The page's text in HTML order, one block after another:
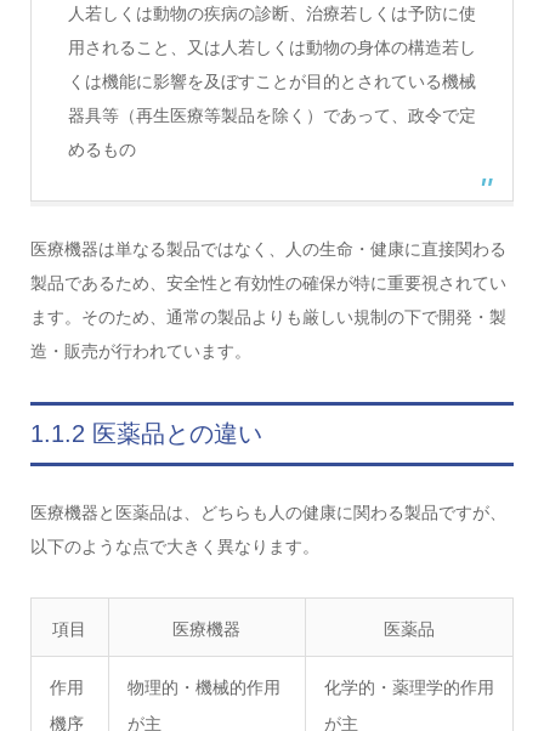
人若しくは動物の疾病の診断、治療若しくは予防に使
用されること、又は人若しくは動物の身体の構造若し
くは機能に影響を及ぼすことが目的とされている機械
器具等（再生医療等製品を除く）であって、政令で定
めるもの
医療機器は単なる製品ではなく、人の生命・健康に直接関わる
製品であるため、安全性と有効性の確保が特に重要視されてい
ます。そのため、通常の製品よりも厳しい規制の下で開発・製
造・販売が行われています。
1.1.2 医薬品との違い
医療機器と医薬品は、どちらも人の健康に関わる製品ですが、
以下のような点で大きく異なります。
項目 医療機器 医薬品
作用
機序
物理的・機械的作用
が主
化学的・薬理学的作用
が主